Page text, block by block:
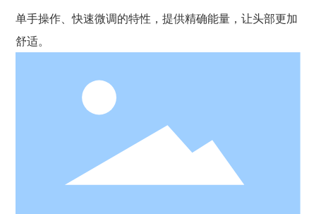
单手操作、快速微调的特性，提供精确能量，让头部更加
舒适。